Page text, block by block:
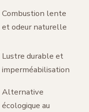
Combustion lente
et odeur naturelle
Lustre durable et
imperméabilisation
Alternative
écologique au